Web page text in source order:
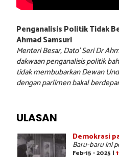
Penganalisis Politik Tidak
Ahmad Samsuri
Menteri Besar, Dato’ Seri Dr
dakwaan penganalisis politik
tidak membubarkan Dewan
dengan parlimen bakal
ULASAN
Demokrasi
Baru-baru ini
Feb-15 - 2025 |